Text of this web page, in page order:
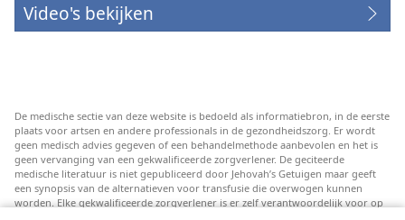
Video's bekijken
De medische sectie van deze website is bedoeld als informatiebron, in de eerste
plaats voor artsen en andere professionals in de gezondheidszorg. Er wordt
geen medisch advies gegeven of een behandelmethode aanbevolen en het is
geen vervanging van een gekwalificeerde zorgverlener. De geciteerde
medische literatuur is niet gepubliceerd door Jehovah’s Getuigen maar geeft
een synopsis van de alternatieven voor transfusie die overwogen kunnen
worden. Elke gekwalificeerde zorgverlener is er zelf verantwoordelijk voor op